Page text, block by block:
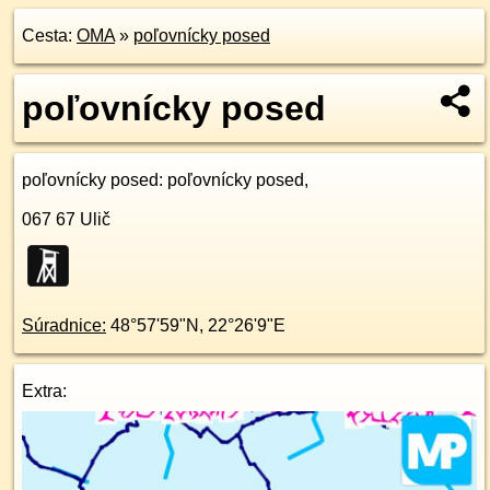
Cesta: OMA» poľovnícky posed
poľovnícky posed
poľovnícky posed: poľovnícky posed,
067 67 Ulič
Súradnice: 48°57'59"N , 22°26'9"E
Extra: